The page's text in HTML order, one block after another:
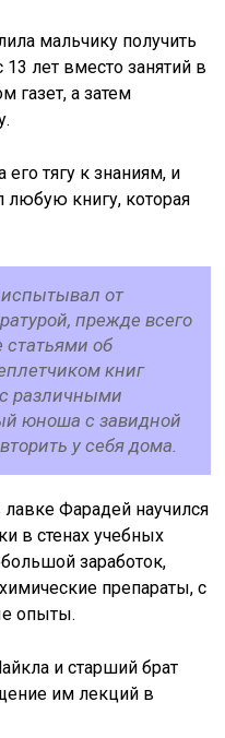
мальчику получить
лет вместо занятий в
газет, а затем
тягу к знаниям, и
книгу, которая
испытывал от
прежде всего
об
книг
различными
юноша с завидной
у себя дома.
лавке Фарадей научился
в стенах учебных
заработок,
препараты, с
опыты.
и старший брат
им лекций в